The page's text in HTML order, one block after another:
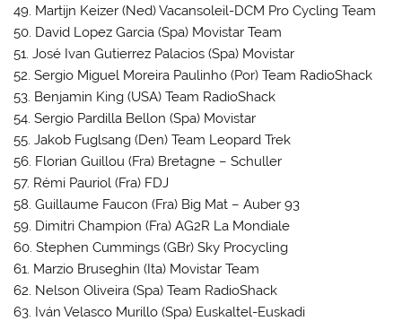
49. Martijn Keizer (Ned) Vacansoleil-DCM Pro Cycling Team
50. David Lopez Garcia (Spa) Movistar Team
51. José Ivan Gutierrez Palacios (Spa) Movistar
52. Sergio Miguel Moreira Paulinho (Por) Team RadioShack
53. Benjamin King (USA) Team RadioShack
54. Sergio Pardilla Bellon (Spa) Movistar
55. Jakob Fuglsang (Den) Team Leopard Trek
56. Florian Guillou (Fra) Bretagne – Schuller
57. Rémi Pauriol (Fra) FDJ
58. Guillaume Faucon (Fra) Big Mat – Auber 93
59. Dimitri Champion (Fra) AG2R La Mondiale
60. Stephen Cummings (GBr) Sky Procycling
61. Marzio Bruseghin (Ita) Movistar Team
62. Nelson Oliveira (Spa) Team RadioShack
63. Iván Velasco Murillo (Spa) Euskaltel-Euskadi